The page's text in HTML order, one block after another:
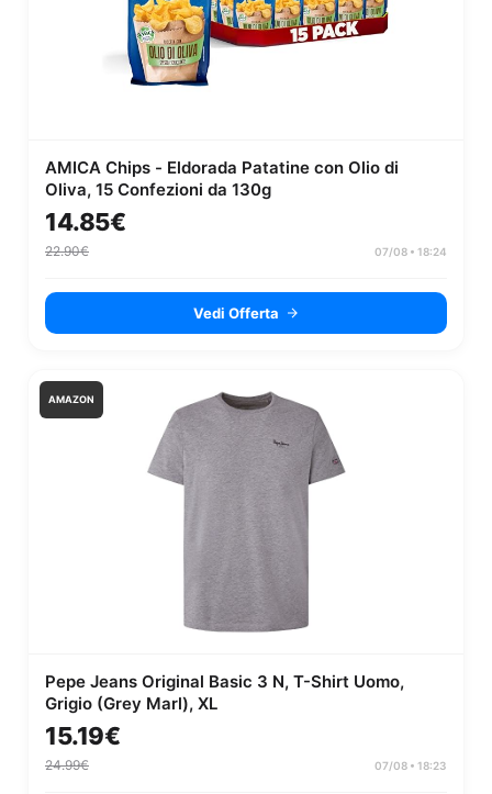
AMICA Chips - Eldorada Patatine con Olio di
Oliva, 15 Confezioni da 130g
14.85€
22.90€ 07/08 • 18:24
Vedi Offerta
AMAZON
Pepe Jeans Original Basic 3 N, T-Shirt Uomo,
Grigio (Grey Marl), XL
15.19€
24.99€ 07/08 • 18:23